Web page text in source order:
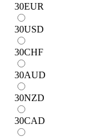
30EUR
30USD
30CHF
30AUD
30NZD
30CAD